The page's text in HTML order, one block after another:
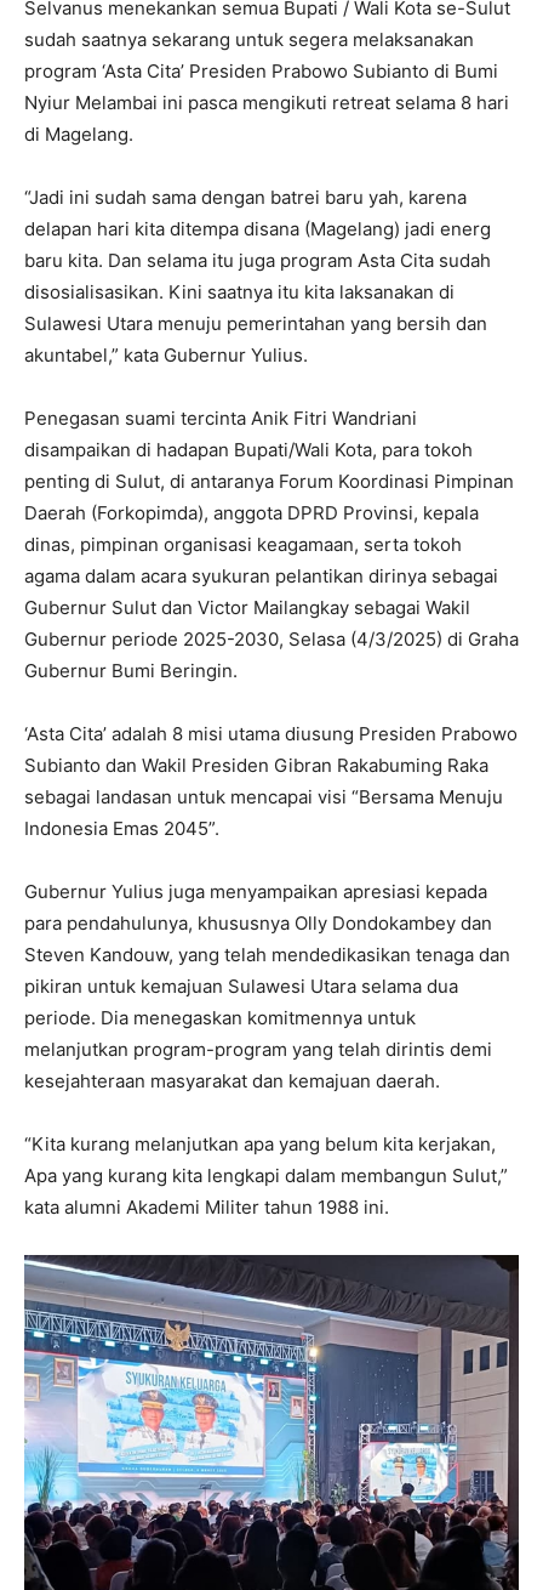
Selvanus menekankan semua Bupati / Wali Kota se-Sulut
sudah saatnya sekarang untuk segera melaksanakan
program ‘Asta Cita’ Presiden Prabowo Subianto di Bumi
Nyiur Melambai ini pasca mengikuti retreat selama 8 hari
di Magelang.
“Jadi ini sudah sama dengan batrei baru yah, karena
delapan hari kita ditempa disana (Magelang) jadi energ
baru kita. Dan selama itu juga program Asta Cita sudah
disosialisasikan. Kini saatnya itu kita laksanakan di
Sulawesi Utara menuju pemerintahan yang bersih dan
akuntabel,” kata Gubernur Yulius.
Penegasan suami tercinta Anik Fitri Wandriani
disampaikan di hadapan Bupati/Wali Kota, para tokoh
penting di Sulut, di antaranya Forum Koordinasi Pimpinan
Daerah (Forkopimda), anggota DPRD Provinsi, kepala
dinas, pimpinan organisasi keagamaan, serta tokoh
agama dalam acara syukuran pelantikan dirinya sebagai
Gubernur Sulut dan Victor Mailangkay sebagai Wakil
Gubernur periode 2025-2030, Selasa (4/3/2025) di Graha
Gubernur Bumi Beringin.
‘Asta Cita’ adalah 8 misi utama diusung Presiden Prabowo
Subianto dan Wakil Presiden Gibran Rakabuming Raka
sebagai landasan untuk mencapai visi “Bersama Menuju
Indonesia Emas 2045”.
Gubernur Yulius juga menyampaikan apresiasi kepada
para pendahulunya, khususnya Olly Dondokambey dan
Steven Kandouw, yang telah mendedikasikan tenaga dan
pikiran untuk kemajuan Sulawesi Utara selama dua
periode. Dia menegaskan komitmennya untuk
melanjutkan program-program yang telah dirintis demi
kesejahteraan masyarakat dan kemajuan daerah.
“Kita kurang melanjutkan apa yang belum kita kerjakan,
Apa yang kurang kita lengkapi dalam membangun Sulut,”
kata alumni Akademi Militer tahun 1988 ini.